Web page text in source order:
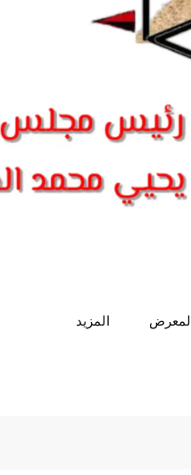
المعرض المزيد